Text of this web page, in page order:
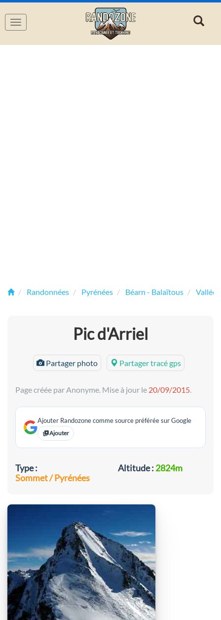
Navigation
Randonnées Pyrénées Béarn - Balaïtous Vallée
Pic d'Arriel
Partager photo Partager tracé gps
Page créée par Anonyme. Mise à jour le 20/09/2015.
Ajouter Randozone comme source préférée sur Google
Ajouter
Type :
Sommet / Pyrénées
Altitude : 2824m